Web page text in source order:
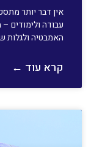
אין דבר יותר
עבודה ולימודים
האמבטיה ולגלות
קרא עוד ←